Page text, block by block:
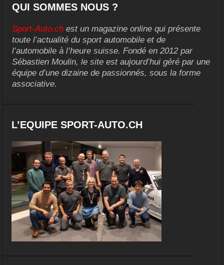
QUI SOMMES NOUS ?
Sport-Auto.ch est un magazine online qui présente
toute l’actualité du sport automobile et de
l’automobile à l’heure suisse. Fondé en 2012 par
Sébastien Moulin, le site est aujourd’hui géré par une
équipe d’une dizaine de passionnés, sous la forme
associative.
L’EQUIPE SPORT-AUTO.CH